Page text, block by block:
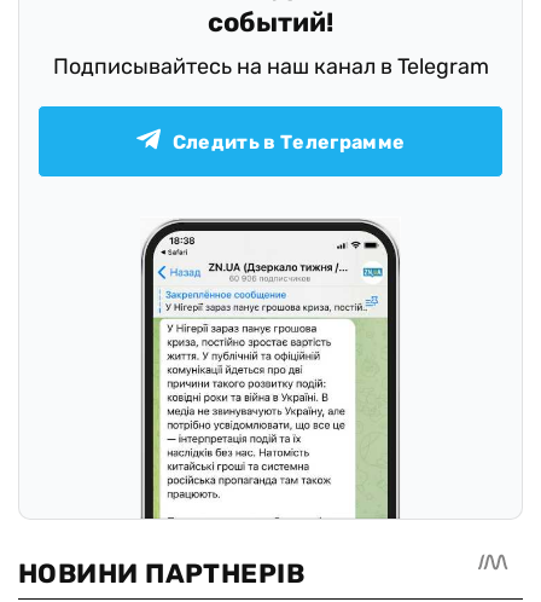
событий!
Подписывайтесь на наш канал в Telegram
Следить в Телеграмме